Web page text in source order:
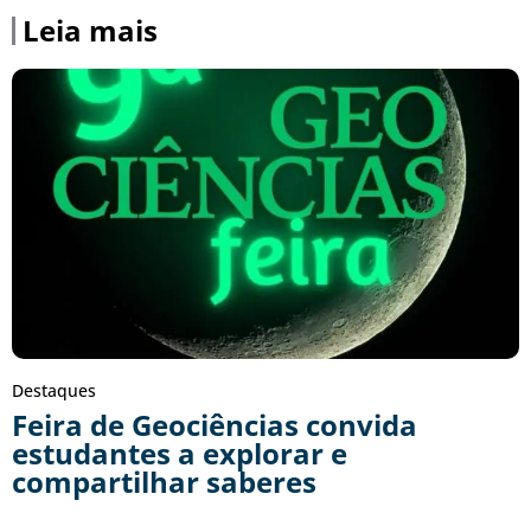
Leia mais
Destaques
Feira de Geociências convida
estudantes a explorar e
compartilhar saberes